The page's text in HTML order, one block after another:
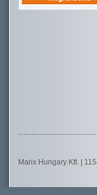
Marix Hungary Kft. |